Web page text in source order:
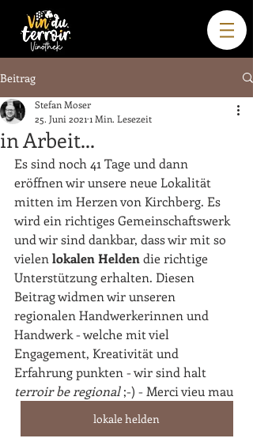
Beitrag
in Arbeit...
Stefan Moser
25. Juni 2021 1 Min. Lesezeit
Es sind noch 41 Tage und dann
eröffnen wir unsere neue Lokalität
mitten im Herzen von Kirchberg. Es
wird ein richtiges Gemeinschaftswerk
und wir sind dankbar, dass wir mit so
vielen lokalen Helden die richtige
Unterstützung erhalten. Diesen
Beitrag widmen wir unseren
regionalen Handwerkerinnen und
Handwerk - welche mit viel
Engagement, Kreativität und
Erfahrung punkten - wir sind halt
terroir be regional ;-) - Merci vieu mau
lokale helden